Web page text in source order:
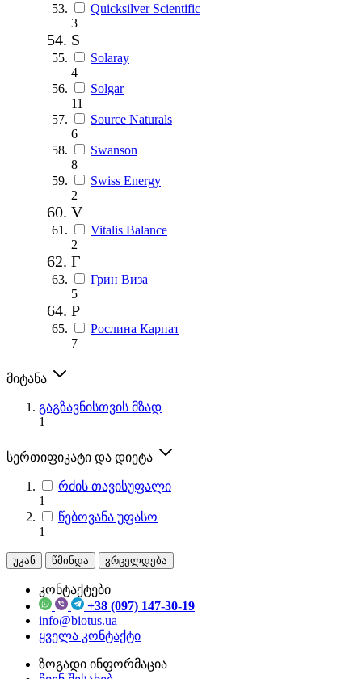
Quicksilver Scientific
3
S
Solaray
4
Solgar
11
Source Naturals
6
Swanson
8
Swiss Energy
2
V
Vitalis Balance
2
Г
Грин Виза
5
Р
Рослина Карпат
7
მიტანა
გაგზავნისთვის მზად
1
სერთიფიკატი და დიეტა
რძის თავისუფალი
1
წებოვანა უფასო
1
უკან წმინდა ვრცელდება
კონტაქტები
+38 (097) 147-30-19
info@biotus.ua
ყველა კონტაქტი
ზოგადი ინფორმაცია